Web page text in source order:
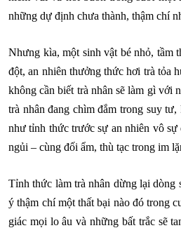
những dự định chưa thành, thậm chí
Nhưng kìa, một sinh vật bé nhỏ, tầm
đột, an nhiên thưởng thức hơi trà tỏa
không cần biết trà nhân sẽ làm gì với
trà nhân đang chìm đắm trong suy
như tỉnh thức trước sự an nhiên vô
ngủi – cùng đối ẩm, thù tạc trong im
Tỉnh thức làm trà nhân dừng lại dòng
ý thậm chí một thất bại nào đó trong
giác mọi lo âu và những bất trắc sẽ